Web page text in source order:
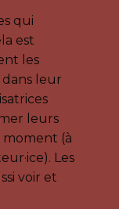
qui
est
les
leur
leurs
(à
Les
voir et